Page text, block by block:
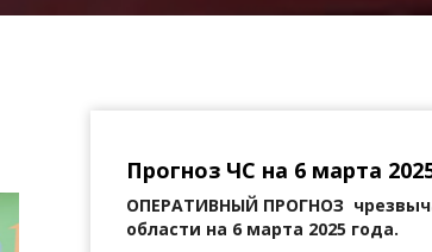
Прогноз ЧС на 6 марта
ОПЕРАТИВНЫЙ ПРОГНОЗ
области на 6 марта 2025 года.